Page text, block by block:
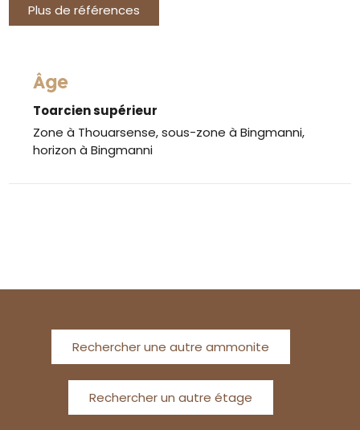
Plus de références
Âge
Toarcien supérieur
Zone à Thouarsense, sous-zone à Bingmanni,
horizon à Bingmanni
Rechercher une autre ammonite
Rechercher un autre étage